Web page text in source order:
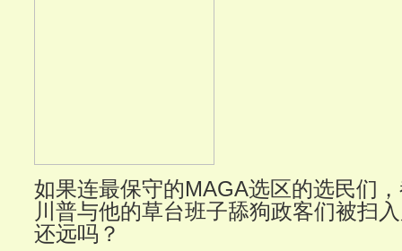
如果连最保守的MAGA选区的选民们
川普与他的草台班子舔狗政客们被扫
还远吗？